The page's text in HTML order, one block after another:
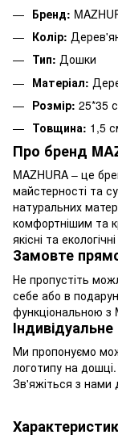
Бренд:
Колір:
Тип: Дошки
Матеріал:
Розмір: 25*35
Товщина: 1,5
Про бренд
MAZHURA – це
майстерності та
натуральних
комфортнішим та
якісні та
Замовте
Не пропустіть
себе або в
функціональною з
Ми пропонуємо
логотипу на
Зв'яжіться з нами